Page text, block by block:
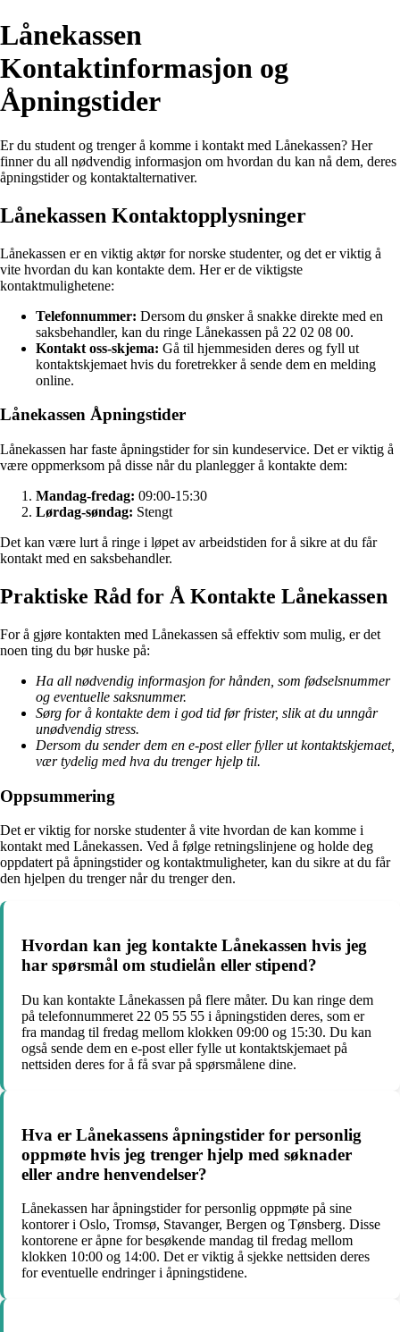
Lånekassen
Kontaktinformasjon og
Åpningstider
Er du student og trenger å komme i kontakt med Lånekassen? Her
finner du all nødvendig informasjon om hvordan du kan nå dem, deres
åpningstider og kontaktalternativer.
Lånekassen Kontaktopplysninger
Lånekassen er en viktig aktør for norske studenter, og det er viktig å
vite hvordan du kan kontakte dem. Her er de viktigste
kontaktmulighetene:
Telefonnummer: Dersom du ønsker å snakke direkte med en
saksbehandler, kan du ringe Lånekassen på 22 02 08 00.
Kontakt oss-skjema: Gå til hjemmesiden deres og fyll ut
kontaktskjemaet hvis du foretrekker å sende dem en melding
online.
Lånekassen Åpningstider
Lånekassen har faste åpningstider for sin kundeservice. Det er viktig å
være oppmerksom på disse når du planlegger å kontakte dem:
Mandag-fredag: 09:00-15:30
Lørdag-søndag: Stengt
Det kan være lurt å ringe i løpet av arbeidstiden for å sikre at du får
kontakt med en saksbehandler.
Praktiske Råd for Å Kontakte Lånekassen
For å gjøre kontakten med Lånekassen så effektiv som mulig, er det
noen ting du bør huske på:
Ha all nødvendig informasjon for hånden, som fødselsnummer
og eventuelle saksnummer.
Sørg for å kontakte dem i god tid før frister, slik at du unngår
unødvendig stress.
Dersom du sender dem en e-post eller fyller ut kontaktskjemaet,
vær tydelig med hva du trenger hjelp til.
Oppsummering
Det er viktig for norske studenter å vite hvordan de kan komme i
kontakt med Lånekassen. Ved å følge retningslinjene og holde deg
oppdatert på åpningstider og kontaktmuligheter, kan du sikre at du får
den hjelpen du trenger når du trenger den.
Hvordan kan jeg kontakte Lånekassen hvis jeg
har spørsmål om studielån eller stipend?
Du kan kontakte Lånekassen på flere måter. Du kan ringe dem
på telefonnummeret 22 05 55 55 i åpningstiden deres, som er
fra mandag til fredag mellom klokken 09:00 og 15:30. Du kan
også sende dem en e-post eller fylle ut kontaktskjemaet på
nettsiden deres for å få svar på spørsmålene dine.
Hva er Lånekassens åpningstider for personlig
oppmøte hvis jeg trenger hjelp med søknader
eller andre henvendelser?
Lånekassen har åpningstider for personlig oppmøte på sine
kontorer i Oslo, Tromsø, Stavanger, Bergen og Tønsberg. Disse
kontorene er åpne for besøkende mandag til fredag mellom
klokken 10:00 og 14:00. Det er viktig å sjekke nettsiden deres
for eventuelle endringer i åpningstidene.